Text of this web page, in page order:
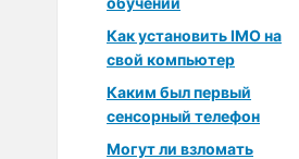
Как установить IMO на
свой компьютер
Каким был первый
сенсорный телефон
Могут ли взломать